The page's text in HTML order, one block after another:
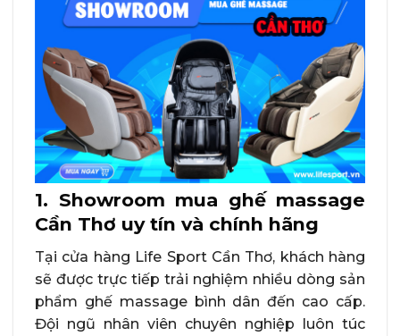
1. Showroom mua ghế massage
Cần Thơ uy tín và chính hãng
Tại cửa hàng Life Sport Cần Thơ, khách hàng
sẽ được trực tiếp trải nghiệm nhiều dòng sản
phẩm ghế massage bình dân đến cao cấp.
Đội ngũ nhân viên chuyên nghiệp luôn túc